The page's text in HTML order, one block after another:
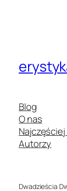
Blog
O nas
Autorzy
Dwadzieścia